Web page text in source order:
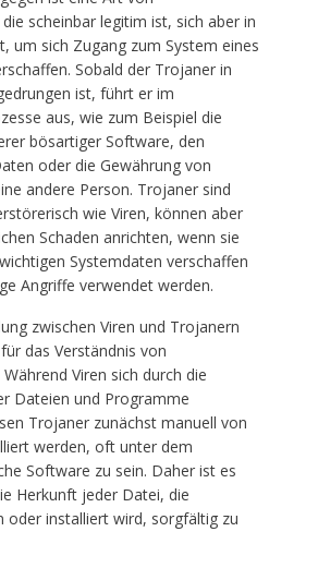
scheinbar legitim ist, sich aber in
um sich Zugang zum System eines
Sobald der Trojaner in
ist, führt er im
aus, wie zum Beispiel die
bösartiger Software, den
oder die Gewährung von
andere Person. Trojaner sind
wie Viren, können aber
Schaden anrichten, wenn sie
Systemdaten verschaffen
Angriffe verwendet werden.
zwischen Viren und Trojanern
das Verständnis von
Viren sich durch die
Dateien und Programme
Trojaner zunächst manuell von
werden, oft unter dem
Software zu sein. Daher ist es
Herkunft jeder Datei, die
oder installiert wird, sorgfältig zu